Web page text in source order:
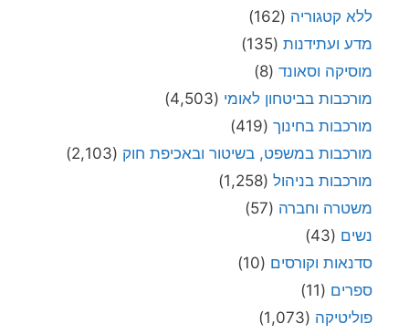
ללא קטגוריה (162)
מדע ועתידנות (135)
מוסיקה וסאונד (8)
מורכבות בביטחון לאומי (4,503)
מורכבות בחינוך (419)
מורכבות במשפט, בשיטור ובאכיפת חוק (2,103)
מורכבות בניהול (1,258)
משטרה וחברה (57)
נשים (43)
סדנאות וקורסים (10)
ספרים (11)
פוליטיקה (1,073)